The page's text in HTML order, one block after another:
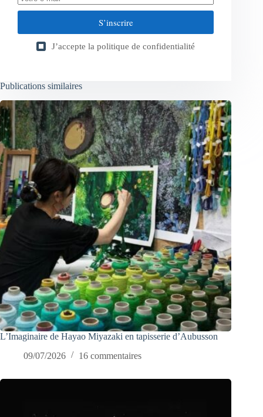
S’inscrire
J’accepte la politique de confidentialité
Publications similaires
L’Imaginaire de Hayao Miyazaki en tapisserie d’Aubusson
09/07/2026
16 commentaires